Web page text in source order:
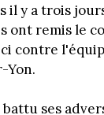
il y a trois
ont remis le
contre
Yon.
ses